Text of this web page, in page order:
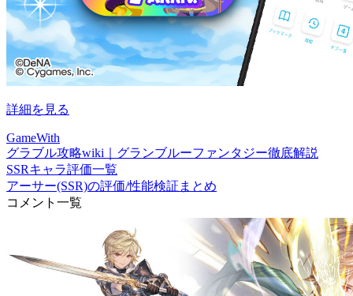
詳細を見る
GameWith
グラブル攻略wiki｜グランブルーファンタジー徹底解説
SSRキャラ評価一覧
アーサー(SSR)の評価/性能検証まとめ
コメント一覧